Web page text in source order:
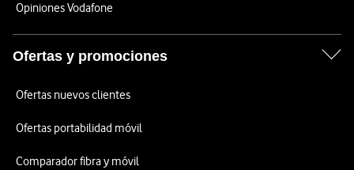
Opiniones Vodafone
Ofertas y promociones
Ofertas nuevos clientes
Ofertas portabilidad móvil
Comparador fibra y móvil